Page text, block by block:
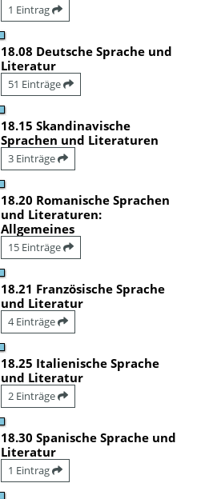
1 Eintrag
18.08 Deutsche Sprache und
Literatur
51 Einträge
18.15 Skandinavische
Sprachen und Literaturen
3 Einträge
18.20 Romanische Sprachen
und Literaturen:
Allgemeines
15 Einträge
18.21 Französische Sprache
und Literatur
4 Einträge
18.25 Italienische Sprache
und Literatur
2 Einträge
18.30 Spanische Sprache und
Literatur
1 Eintrag